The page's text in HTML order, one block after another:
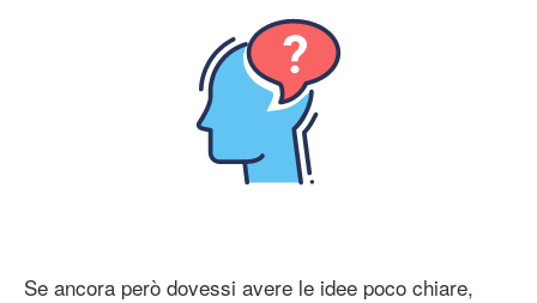
Se ancora però dovessi avere le idee poco chiare,